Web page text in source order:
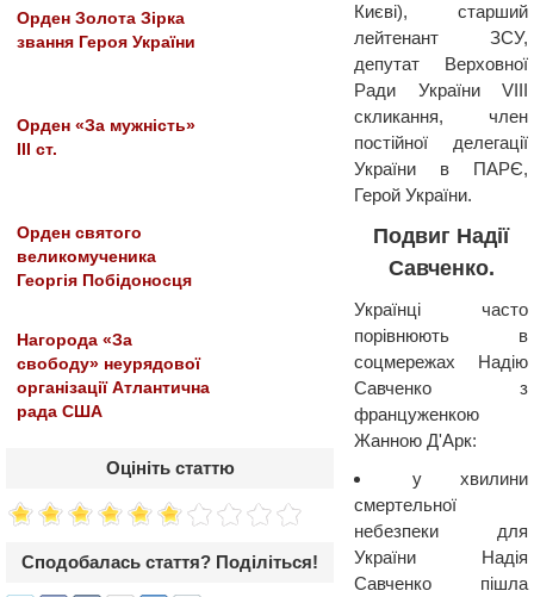
Орден Золота Зірка
звання Героя України
Орден «За мужність»
III ст.
Орден святого
великомученика
Георгія Побідоносця
Нагорода «За
свободу» неурядової
організації Атлантична
рада США
Оцініть статтю
Сподобалась стаття? Поділіться!
Києві), старший
лейтенант ЗСУ,
депутат Верховної
Ради України VIII
скликання, член
постійної делегації
України в ПАРЄ,
Герой України.
Подвиг Надії
Савченко.
Українці часто
порівнюють в
соцмережах Надію
Савченко з
француженкою
Жанною Д'Арк:
у хвилини
смертельної
небезпеки для
України Надія
Савченко пішла